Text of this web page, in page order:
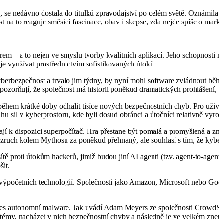
nedávno dostala do titulků zpravodajství po celém světě.
to reaguje směsicí fascinace, obav i skepse, zda nejde spíše o
– a to nejen ve smyslu tvorby kvalitních aplikací. Jeho
využívat prostřednictvím sofistikovaných útoků.
a trvalo jim týdny, by nyní mohl software zvládnout
že společnost má historii poněkud dramatických
krátké doby odhalit tisíce nových bezpečnostních chyb. Pro
sil v kyberprostoru, kde byli dosud obránci a útočníci relativně
k dispozici superpočítač. Hra přestane být pomalá a promyšlená a
kolem Mythosu za poněkud přehnaný, ale souhlasí s tím, že
proti útokům hackerů, jimiž budou jiní AI agenti (tzv. agent-to-
technologií. Společnosti jako Amazon, Microsoft nebo
autonomní malware. Jak uvádí Adam Meyers ze společnosti
nacházet v nich bezpečnostní chyby a následně je ve velkém